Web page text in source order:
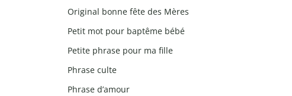
Original bonne fête des Mères
Petit mot pour baptême bébé
Petite phrase pour ma fille
Phrase culte
Phrase d’amour